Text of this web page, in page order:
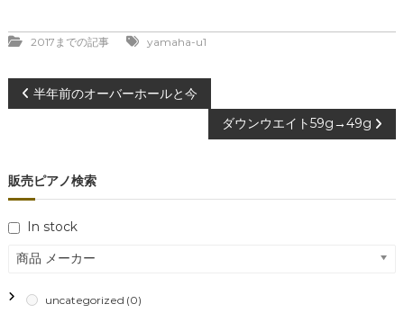
2017までの記事 yamaha-u1
投
ナ
ビ
ゲ
ー
半年前のオーバーホールと今
ダウンウエイト59g→49g
販売ピアノ検索
In stock
商品 メーカー
uncategorized (0)